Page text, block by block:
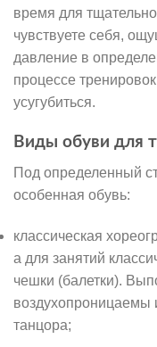
время для
чувствуете себя,
давление в
процессе
усугубиться.
Виды обуви для
Под определенный
особенная обувь:
классическая
а для занятий
чешки (балетки).
воздухопроницаемы
танцора;